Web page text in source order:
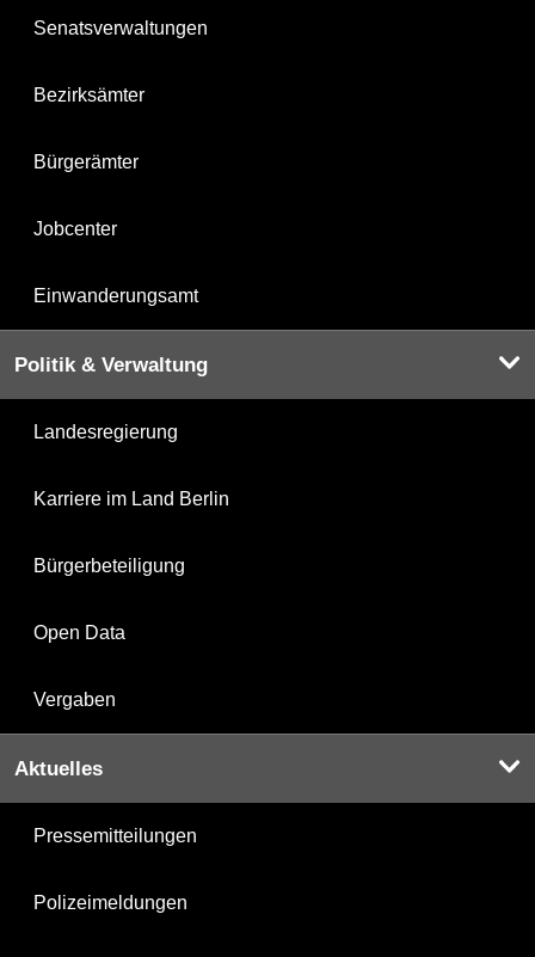
Senatsverwaltungen
Bezirksämter
Bürgerämter
Jobcenter
Einwanderungsamt
Politik & Verwaltung
Landesregierung
Karriere im Land Berlin
Bürgerbeteiligung
Open Data
Vergaben
Aktuelles
Pressemitteilungen
Polizeimeldungen